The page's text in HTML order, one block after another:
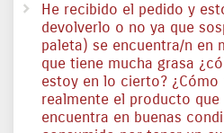
He recibido el pedido y
devolverlo o no ya que
paleta) se encuentra/n en
que tiene mucha grasa
estoy en lo cierto? ¿Cómo
realmente el producto
encuentra en buenas